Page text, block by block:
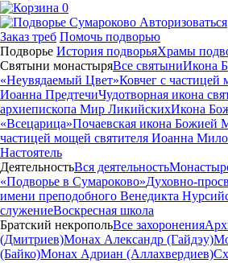
0
Авторизоваться
Заказ треб Помочь подворью
Подворье История подворьяХрамы
Святыни монастыряВсе святыниИкона
«Неувядаемый Цвет»Ковчег с частицей
Иоанна ПредтечиЧудотворная икона
архиепископа Мир ЛикийскихИкона
«Всецарица»Почаевская икона Божией
частицей мощей святителя Иоанна
Настоятель
ДеятельностьВся деятельность
«Подворье в Сумароково»Духовно-
имени преподобного Венедикта
служениеВоскресная школа
Братский некропольВсе захоронения
(Дмитриев)Монах Александр (Гайдэу)
(Байко)Монах Адриан (Аллахвердиев)